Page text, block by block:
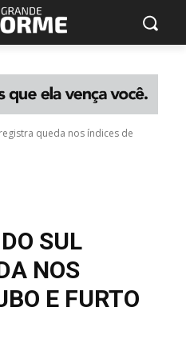
queda nos índices de
SUL
NOS
E FURTO